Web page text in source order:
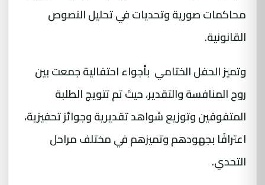
محاكمات صورية وتحديات في تحليل النصوص
القانونية.
وتميز الحفل الختامي بأجواء احتفالية جمعت بين
روح المنافسة والتقدير، حيث تم تتويج الطلبة
المتفوقين وتوزيع شواهد تقديرية وجوائز تحفيزية،
اعترافًا بجهودهم وتميزهم في مختلف مراحل
التحدي.